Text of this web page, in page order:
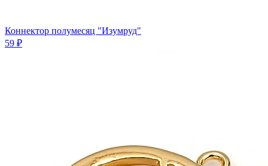
Коннектор полумесяц "Изумруд"
59 ₽